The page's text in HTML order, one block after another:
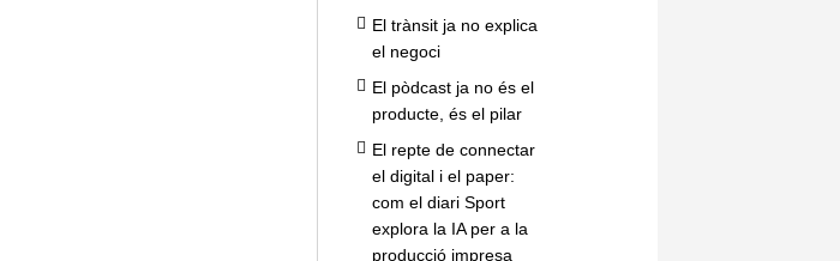
El trànsit ja no explica
el negoci
El pòdcast ja no és el
producte, és el pilar
El repte de connectar
el digital i el paper:
com el diari Sport
explora la IA per a la
producció impresa